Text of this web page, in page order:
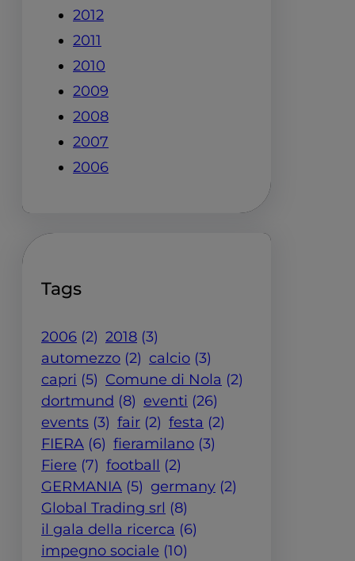
2012
2011
2010
2009
2008
2007
2006
Tags
2006 (2) 2018 (3)
automezzo (2) calcio (3)
capri (5) Comune di Nola (2)
dortmund (8) eventi (26)
events (3) fair (2) festa (2)
FIERA (6) fieramilano (3)
Fiere (7) football (2)
GERMANIA (5) germany (2)
Global Trading srl (8)
il gala della ricerca (6)
impegno sociale (10)